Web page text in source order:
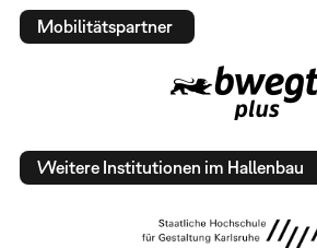
Mobilitätspartner
Weitere Institutionen im Hallenbau